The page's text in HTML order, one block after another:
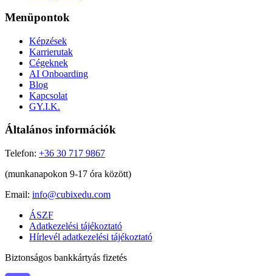
Menüpontok
Képzések
Karrierutak
Cégeknek
AI Onboarding
Blog
Kapcsolat
GY.I.K.
Általános információk
Telefon: +36 30 717 9867
(munkanapokon 9-17 óra között)
Email: info@cubixedu.com
ÁSZF
Adatkezelési tájékoztató
Hírlevél adatkezelési tájékoztató
Biztonságos bankkártyás fizetés